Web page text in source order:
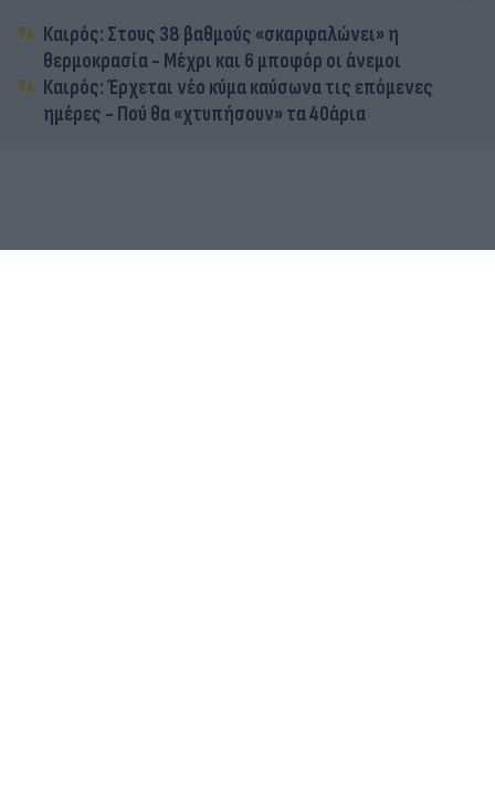
Καιρός: Στους 38 βαθμούς «σκαρφαλώνει» η
θερμοκρασία - Μέχρι και 6 μποφόρ οι άνεμοι
Καιρός: Έρχεται νέο κύμα καύσωνα τις επόμενες
ημέρες - Πού θα «χτυπήσουν» τα 40άρια